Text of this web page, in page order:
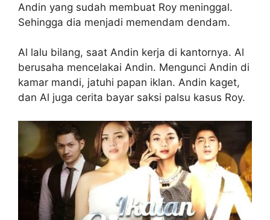
Andin yang sudah membuat Roy meninggal.
Sehingga dia menjadi memendam dendam.
Al lalu bilang, saat Andin kerja di kantornya. Al
berusaha mencelakai Andin. Mengunci Andin di
kamar mandi, jatuhi papan iklan. Andin kaget,
dan Al juga cerita bayar saksi palsu kasus Roy.